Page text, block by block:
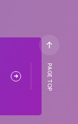
PAGE TOP